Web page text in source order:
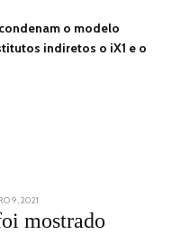
o modelo
indiretos o iX1 e o
9, 2021
2021
mostrado